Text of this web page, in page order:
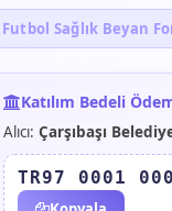
Futbol Sağlık Beyan
Katılım Bedeli
Alıcı: Çarşıbaşı
TR97 0001